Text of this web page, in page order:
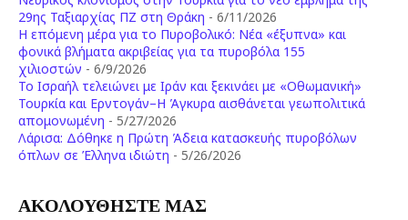
29ης Ταξιαρχίας ΠΖ στη Θράκη - 6/11/2026
Η επόμενη μέρα για το Πυροβολικό: Νέα «έξυπνα» και
φονικά βλήματα ακριβείας για τα πυροβόλα 155
χιλιοστών - 6/9/2026
Το Ισραήλ τελειώνει με Ιράν και ξεκινάει με «Οθωμανική»
Τουρκία και Ερντογάν–Η Άγκυρα αισθάνεται γεωπολιτικά
απομονωμένη - 5/27/2026
Λάρισα: Δόθηκε η Πρώτη Άδεια κατασκευής πυροβόλων
όπλων σε Έλληνα ιδιώτη - 5/26/2026
ΑΚΟΛΟΥΘΗΣΤΕ ΜΑΣ